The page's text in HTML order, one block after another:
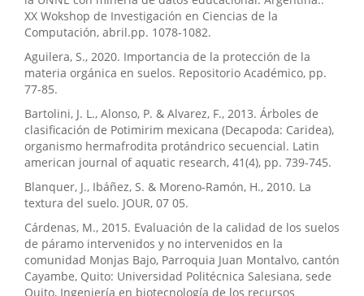
XX Wokshop de Investigación en Ciencias de la
Computación, abril.pp. 1078-1082.
Aguilera, S., 2020. Importancia de la protección de la
materia orgánica en suelos. Repositorio Académico, pp.
77-85.
Bartolini, J. L., Alonso, P. & Alvarez, F., 2013. Árboles de
clasificación de Potimirim mexicana (Decapoda: Caridea),
organismo hermafrodita protándrico secuencial. Latin
american journal of aquatic research, 41(4), pp. 739-745.
Blanquer, J., Ibáñez, S. & Moreno-Ramón, H., 2010. La
textura del suelo. JOUR, 07 05.
Cárdenas, M., 2015. Evaluación de la calidad de los suelos
de páramo intervenidos y no intervenidos en la
comunidad Monjas Bajo, Parroquia Juan Montalvo, cantón
Cayambe, Quito: Universidad Politécnica Salesiana, sede
Quito, Ingeniería en biotecnología de los recursos